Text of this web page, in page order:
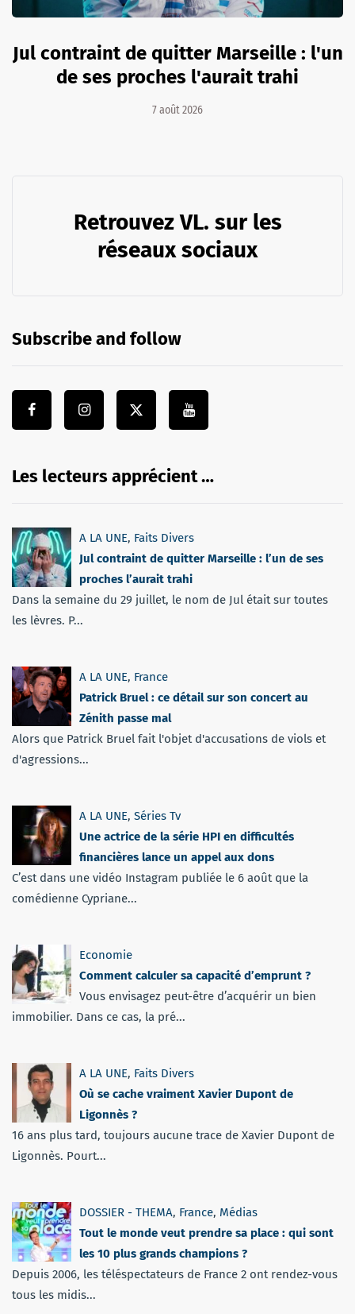
Jul contraint de quitter Marseille : l'un
de ses proches l'aurait trahi
7 août 2026
Retrouvez VL. sur les
réseaux sociaux
Subscribe and follow
Les lecteurs apprécient …
A LA UNE, Faits Divers
Jul contraint de quitter Marseille : l’un de ses
proches l’aurait trahi
Dans la semaine du 29 juillet, le nom de Jul était sur toutes
les lèvres. P...
A LA UNE, France
Patrick Bruel : ce détail sur son concert au
Zénith passe mal
Alors que Patrick Bruel fait l'objet d'accusations de viols et
d'agressions...
A LA UNE, Séries Tv
Une actrice de la série HPI en difficultés
financières lance un appel aux dons
C’est dans une vidéo Instagram publiée le 6 août que la
comédienne Cypriane...
Economie
Comment calculer sa capacité d’emprunt ?
Vous envisagez peut-être d’acquérir un bien
immobilier. Dans ce cas, la pré...
A LA UNE, Faits Divers
Où se cache vraiment Xavier Dupont de
Ligonnès ?
16 ans plus tard, toujours aucune trace de Xavier Dupont de
Ligonnès. Pourt...
DOSSIER - THEMA, France, Médias
Tout le monde veut prendre sa place : qui sont
les 10 plus grands champions ?
Depuis 2006, les téléspectateurs de France 2 ont rendez-vous
tous les midis...